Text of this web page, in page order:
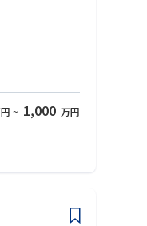
~ 1,000 万円